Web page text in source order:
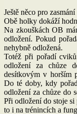
Ještě něco pro zasmání
Obě holky dokáží
Na zkouškách OB
odložení. Pokud
nehybně odložená.
Totéž při pořadí
odložení za chůze
desítkovým v horším
Do té doby, kdy
odložení za chůze do
Při odložení do stoje
to i na trénincích a